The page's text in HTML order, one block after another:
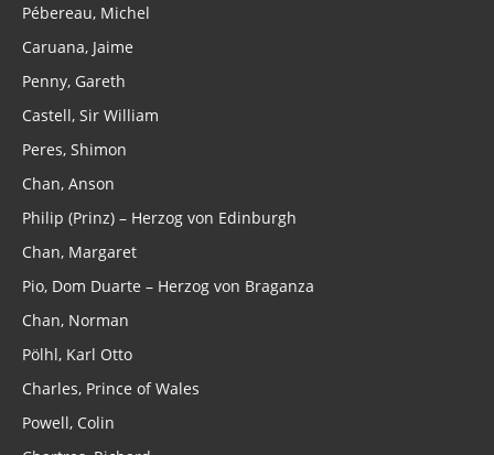
Pébereau, Michel
Caruana, Jaime
Penny, Gareth
Castell, Sir William
Peres, Shimon
Chan, Anson
Philip (Prinz) – Herzog von Edinburgh
Chan, Margaret
Pio, Dom Duarte – Herzog von Braganza
Chan, Norman
Pölhl, Karl Otto
Charles, Prince of Wales
Powell, Colin